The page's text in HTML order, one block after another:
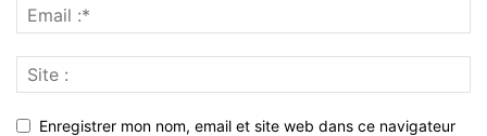
Enregistrer mon nom, email et site web dans ce navigateur